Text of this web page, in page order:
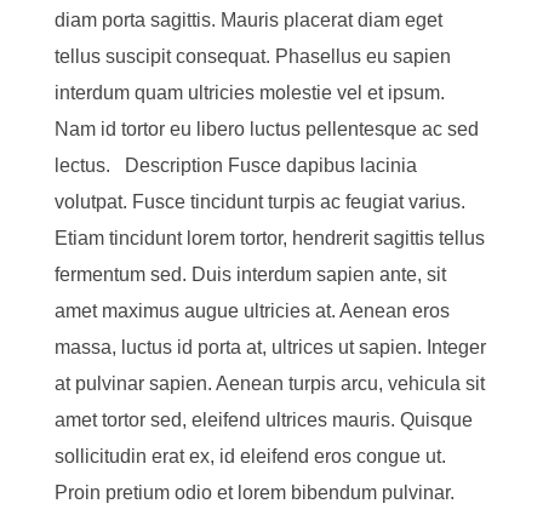
diam porta sagittis. Mauris placerat diam eget
tellus suscipit consequat. Phasellus eu sapien
interdum quam ultricies molestie vel et ipsum.
Nam id tortor eu libero luctus pellentesque ac sed
lectus. Description Fusce dapibus lacinia
volutpat. Fusce tincidunt turpis ac feugiat varius.
Etiam tincidunt lorem tortor, hendrerit sagittis tellus
fermentum sed. Duis interdum sapien ante, sit
amet maximus augue ultricies at. Aenean eros
massa, luctus id porta at, ultrices ut sapien. Integer
at pulvinar sapien. Aenean turpis arcu, vehicula sit
amet tortor sed, eleifend ultrices mauris. Quisque
sollicitudin erat ex, id eleifend eros congue ut.
Proin pretium odio et lorem bibendum pulvinar.